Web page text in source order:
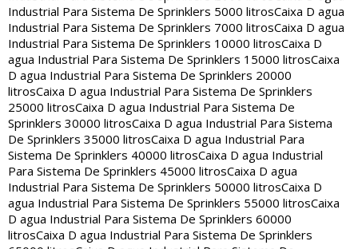
Industrial Para Sistema De Sprinklers 5000 litrosCaixa D agua
Industrial Para Sistema De Sprinklers 7000 litrosCaixa D agua
Industrial Para Sistema De Sprinklers 10000 litrosCaixa D
agua Industrial Para Sistema De Sprinklers 15000 litrosCaixa
D agua Industrial Para Sistema De Sprinklers 20000
litrosCaixa D agua Industrial Para Sistema De Sprinklers
25000 litrosCaixa D agua Industrial Para Sistema De
Sprinklers 30000 litrosCaixa D agua Industrial Para Sistema
De Sprinklers 35000 litrosCaixa D agua Industrial Para
Sistema De Sprinklers 40000 litrosCaixa D agua Industrial
Para Sistema De Sprinklers 45000 litrosCaixa D agua
Industrial Para Sistema De Sprinklers 50000 litrosCaixa D
agua Industrial Para Sistema De Sprinklers 55000 litrosCaixa
D agua Industrial Para Sistema De Sprinklers 60000
litrosCaixa D agua Industrial Para Sistema De Sprinklers